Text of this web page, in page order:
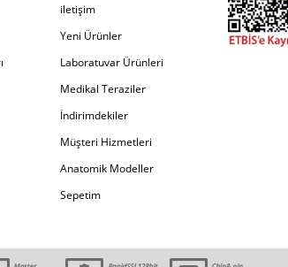
iletişim
Yeni Ürünler
Laboratuvar Ürünleri
Medikal Teraziler
İndirimdekiler
Müşteri Hizmetleri
Anatomik Modeller
Sepetim